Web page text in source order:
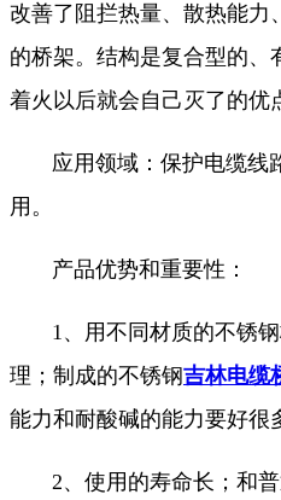
改善了阻拦热量、散热能力
的桥架。结构是复合型的、
着火以后就会自己灭了的优
应用领域：保护电缆线
用。
产品优势和重要性：
1、用不同材质的不锈
理；制成的不锈钢吉林电缆
能力和耐酸碱的能力要好很
2、使用的寿命长；和